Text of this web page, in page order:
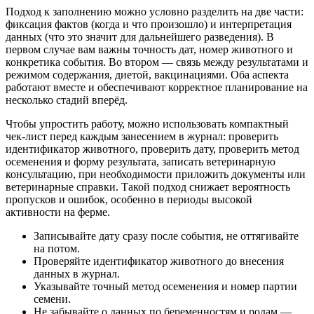
Подход к заполнению можно условно разделить на две части:
фиксация фактов (когда и что произошло) и интерпретация
данных (что это значит для дальнейшего разведения). В
первом случае вам важны точность дат, номер животного и
конкретика события. Во втором — связь между результатами и
режимом содержания, диетой, вакцинациями. Оба аспекта
работают вместе и обеспечивают корректное планирование на
несколько стадий вперёд.
Чтобы упростить работу, можно использовать компактный
чек-лист перед каждым занесением в журнал: проверить
идентификатор животного, проверить дату, проверить метод
осеменения и форму результата, записать ветеринарную
консультацию, при необходимости приложить документы или
ветеринарные справки. Такой подход снижает вероятность
пропусков и ошибок, особенно в периоды высокой
активности на ферме.
Записывайте дату сразу после события, не оттягивайте
на потом.
Проверяйте идентификатор животного до внесения
данных в журнал.
Указывайте точный метод осеменения и номер партии
семени.